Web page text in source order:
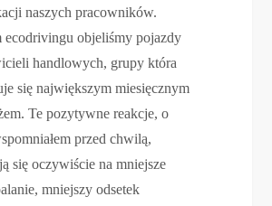
naszych pracowników.
ecodrivingu objeliśmy pojazdy
handlowych, grupy która
się największym miesięcznym
Te pozytywne reakcje, o
przed chwilą,
się oczywiście na mniejsze
mniejszy odsetek